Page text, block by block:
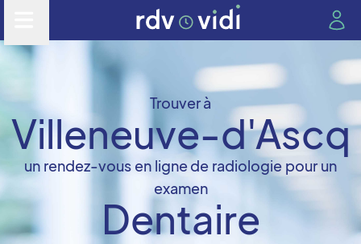
Trouver à
Villeneuve-d'Ascq
un rendez-vous en ligne de radiologie pour un
examen
Dentaire